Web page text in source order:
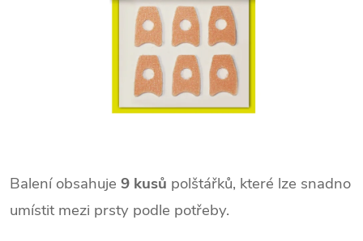
Balení obsahuje 9 kusů polštářků, které lze snadno
umístit mezi prsty podle potřeby.